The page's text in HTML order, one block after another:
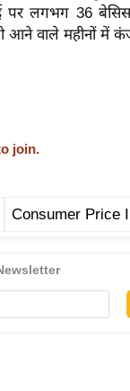
पर लगभग 36
वाले महीनों में
join.
Consumer Price